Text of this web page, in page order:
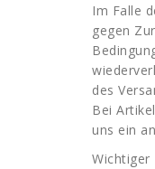
Im Falle
gegen
des
Bei
uns ein
Wichtiger